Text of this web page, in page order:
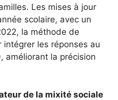
Les mises à jour
scolaire, avec un
la méthode de
intégrer les réponses au
améliorant la précision
de la mixité sociale